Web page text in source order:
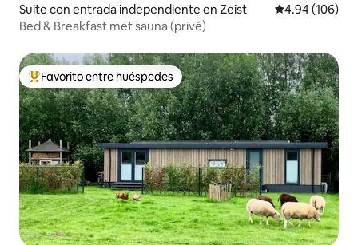
Suite con entrada independiente en Zeist Calificación
4.94 (106)
Bed & Breakfast met sauna (privé)
De los mejores en Favorito entre huéspedes
Favorito entre huéspedes